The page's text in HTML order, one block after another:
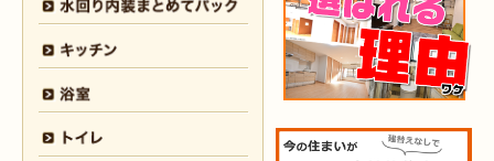
2026年3月12日
浴室 リフォーム
（八幡東区 N様邸）
2026年3月5日
（八幡西区 T様邸）
リフォーム （戸畑区 T様邸）
2026年3月2日
浴室リフォーム
2026年2月23日
リフォーム （小倉南区 Y様邸）